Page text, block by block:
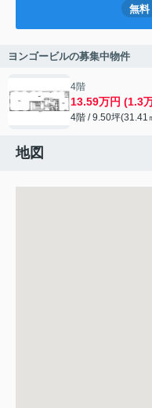
無料
ヨンゴービルの募集中物件
4階
13.59万円 (1.3
4階 / 9.50坪(31.41
地図